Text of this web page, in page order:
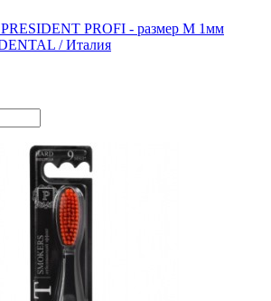
PROFI - размер M 1мм
/ Италия